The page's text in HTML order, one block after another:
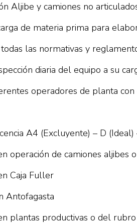
Aljibe y camiones no
de materia prima para
las normativas y
diaria del equipo a su
operadores de planta
A4 (Excluyente) – D
operación de camiones aljibes
Caja Fuller
Antofagasta
plantas productivas o del